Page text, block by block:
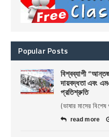
Popular Posts
বিশ্বব্যাপী
দায়বদ্ধতা এবং
প্রতিশ্রুতি
(ভাষার মাসের
read more